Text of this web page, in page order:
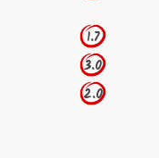
1.7
3.0
2.0